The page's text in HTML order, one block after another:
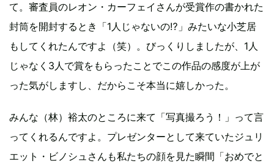
て。審査員のレオン・カーフェイさんが受賞作の書かれた
封筒を開封するとき「1人じゃないの⁉︎」みたいな小芝居
もしてくれたんですよ（笑）。びっくりしましたが、1人
じゃなく3人で賞をもらったことでこの作品の感度が上が
った気がしますし、だからこそ本当に嬉しかった。
みんな（林）裕太のところに来て「写真撮ろう！」って言
ってくれるんですよ。プレゼンターとして来ていたジュリ
エット・ビノシュさんも私たちの顔を見た瞬間「おめでと